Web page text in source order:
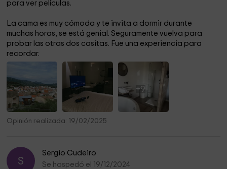
para ver películas.
La cama es muy cómoda y te invita a dormir durante
muchas horas, se está genial. Seguramente vuelva para
probar las otras dos casitas. Fue una experiencia para
recordar.
+9
Opinión realizada: 19/02/2025
S
Sergio Cudeiro
Se hospedó el 19/12/2024